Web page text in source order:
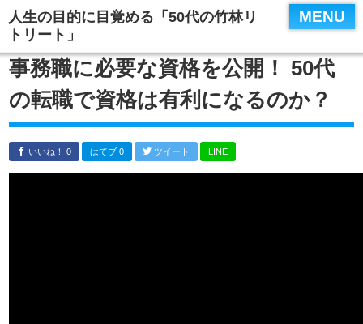
人生の目的に目覚める「50代の竹林リ
トリート」
MENU
事務職に必要な資格を公開！ 50代
の転職で資格は有利になるのか？
いいね！ 0 はてブ 0 ツイート LINE